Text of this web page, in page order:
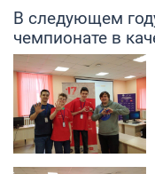
В следующем
чемпионате в